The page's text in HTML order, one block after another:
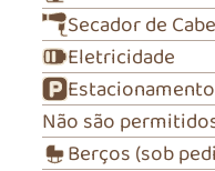
Secador de
Eletricidade
Não são
Berços (sob